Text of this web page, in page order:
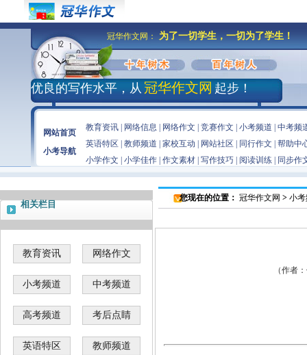
冠华作文网： 为了一切学生，一切为了学生！
优良的写作水平，从 冠华作文网 起步！
网站首页
小考导航
教育资讯| 网络信息 网络作文 竞赛作文 小考频道
中考频
英语特区
教师频道 家校互动 网站社区 同行作文
帮助中
小学作文
小学佳作| 作文素材| 写作技巧| 阅读训练| 同步作
相关栏目
教育资讯 网络作文
小考频道 中考频道
高考频道 考后点睛
英语特区 教师频道
您现在的位置： 冠华作文网 > 小
（作者